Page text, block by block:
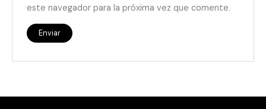
este navegador para la próxima vez que comente.